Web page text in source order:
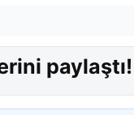
paylaştı!